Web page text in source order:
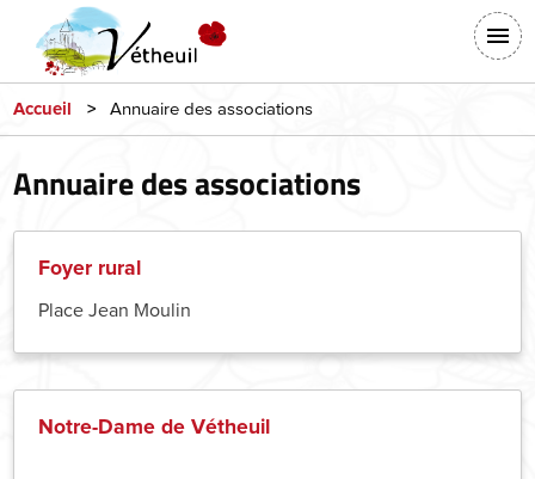
principal
tête
Accueil Annuaire des associations
Annuaire des associations
Foyer rural
Place Jean Moulin
Notre-Dame de Vétheuil